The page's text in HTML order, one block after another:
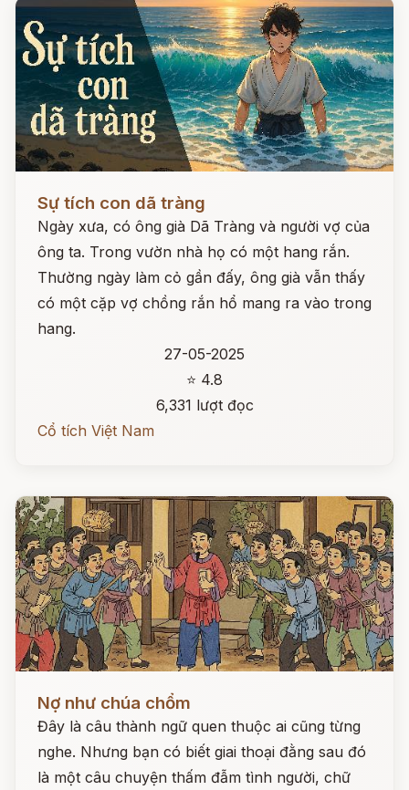
Sự tích con dã tràng
Ngày xưa, có ông già Dã Tràng và người vợ của
ông ta. Trong vườn nhà họ có một hang rắn.
Thường ngày làm cỏ gần đấy, ông già vẫn thấy
có một cặp vợ chồng rắn hổ mang ra vào trong
hang.
27-05-2025
⭐ 4.8
6,331 lượt đọc
Cổ tích Việt Nam
Nợ như chúa chổm
Đây là câu thành ngữ quen thuộc ai cũng từng
nghe. Nhưng bạn có biết giai thoại đằng sau đó
là một câu chuyện thấm đẫm tình người, chữ